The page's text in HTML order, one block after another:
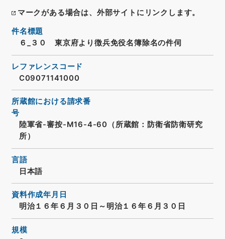
マークがある場合は、外部サイトにリンクします。
件名標題
６_３０ 東京府より徴兵免役名簿除名の件伺
レファレンスコード
C09071141000
所蔵館における請求番
号
陸軍省-審按-M16-4-60（所蔵館：防衛省防衛研究
所）
言語
日本語
資料作成年月日
明治１６年６月３０日～明治１６年６月３０日
規模